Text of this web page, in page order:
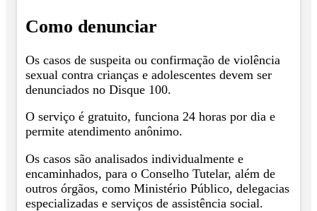
Como denunciar
Os casos de suspeita ou confirmação de violência
sexual contra crianças e adolescentes devem ser
denunciados no Disque 100.
O serviço é gratuito, funciona 24 horas por dia e
permite atendimento anônimo.
Os casos são analisados individualmente e
encaminhados, para o Conselho Tutelar, além de
outros órgãos, como Ministério Público, delegacias
especializadas e serviços de assistência social.